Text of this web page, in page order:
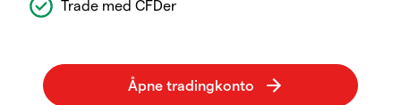
Trade med CFDer